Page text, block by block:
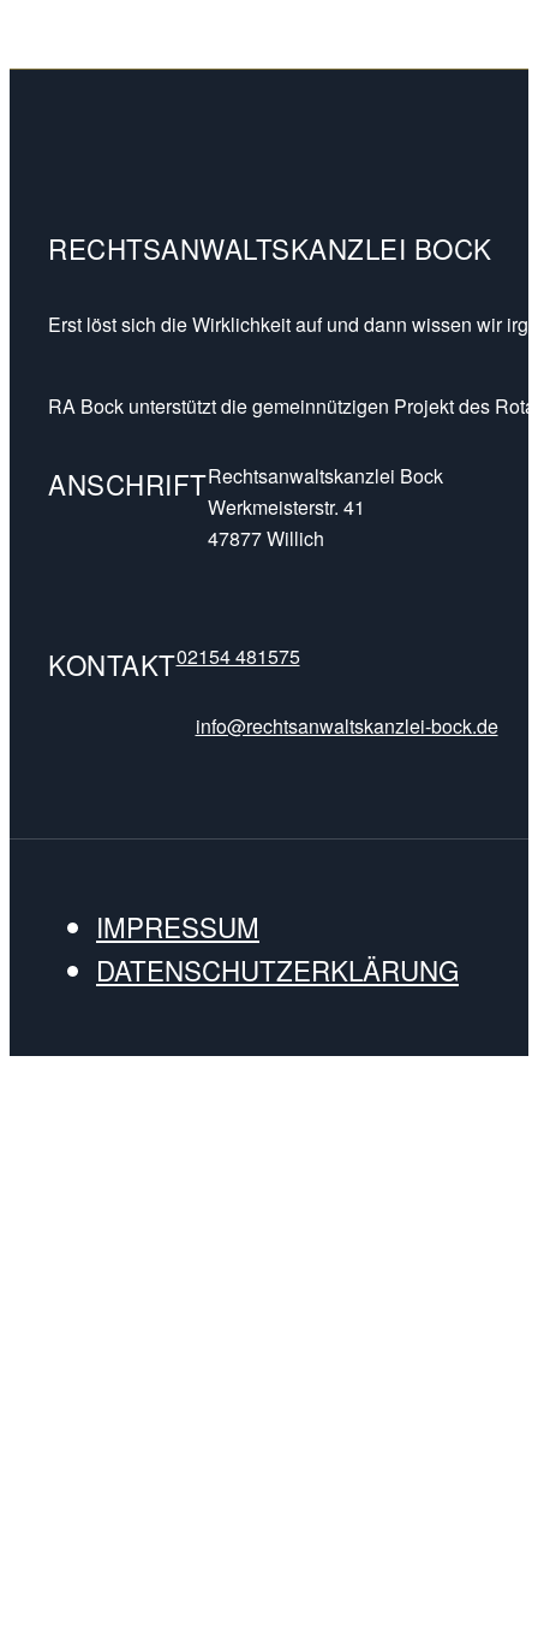
RECHTSANWALTSKANZLEI BOCK
Erst löst sich die Wirklichkeit auf und dann wissen wir
RA Bock unterstützt die gemeinnützigen Projekt des
ANSCHRIFTRechtsanwaltskanzlei Bock
Werkmeisterstr. 41
47877 Willich
KONTAKT02154 481575
info@rechtsanwaltskanzlei-bock.de
IMPRESSUM
DATENSCHUTZERKLÄRUNG